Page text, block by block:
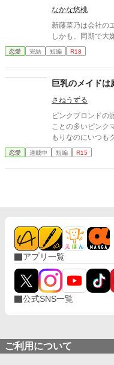
なかな悠桃
新藤菜乃は会社の
しかも、同期で大
恋愛 完結 短編 R18
巨乳のメイドは
さねうずる
ピンクブロンドの
ことの多いピンク
もりなのにいつも
やっとの思いで雇
な庭師のエバンス
恋愛 連載中 短編 R15
アプリ一覧
公式SNS一覧
ご利用について